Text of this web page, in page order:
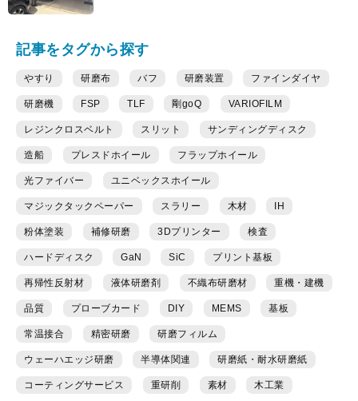
記事をタグから探す
やすり 研磨布 バフ 研磨装置 ファインダイヤ
研磨機 FSP TLF 剛goQ VARIOFILM
レジンクロスベルト スリット サンディングディスク
造船 プレスドホイール フラップホイール
光ファイバー ユニベックスホイール
マジックタックペーパー スラリー 木材 IH
粉体塗装 補修研磨 3Dプリンター 検査
ハードディスク GaN SiC プリント基板
再帰性反射材 液体研磨剤 不織布研磨材 重機・建機
品質 プローブカード DIY MEMS 基板
常温接合 精密研磨 研磨フィルム
ウェーハエッジ研磨 半導体関連 研磨紙・耐水研磨紙
コーティングサービス 重研削 素材 木工業